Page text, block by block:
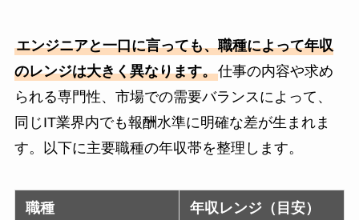
エンジニアと一口に言っても、職種によって年収
のレンジは大きく異なります。仕事の内容や求め
られる専門性、市場での需要バランスによって、
同じIT業界内でも報酬水準に明確な差が生まれま
す。以下に主要職種の年収帯を整理します。
職種 年収レンジ（目安）